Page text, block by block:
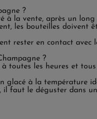
?
à la vente, après un
les bouteilles doivent
rester en contact avec
?
à toutes les heures et
glacé à la température
il faut le déguster dans